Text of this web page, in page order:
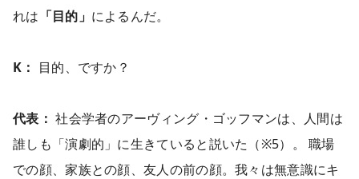
れは 「目的」 によるんだ。
K： 目的、ですか？
代表： 社会学者のアーヴィング・ゴッフマンは、人間は
誰しも「演劇的」に生きていると説いた（※5）。 職場
での顔、家族との顔、友人の前の顔。我々は無意識にキ